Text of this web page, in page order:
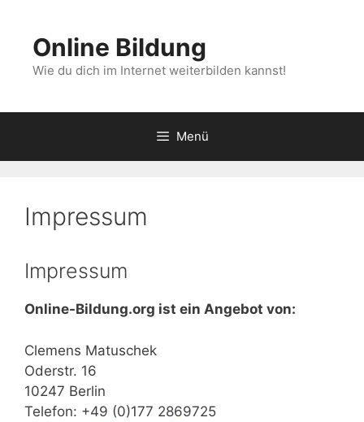
springenOnline Bildung
Wie du dich im Internet weiterbilden kannst!
Menü
Impressum
Impressum
Online-Bildung.org ist ein Angebot von:
Clemens Matuschek
Oderstr. 16
10247 Berlin
Telefon: +49 (0)177 2869725